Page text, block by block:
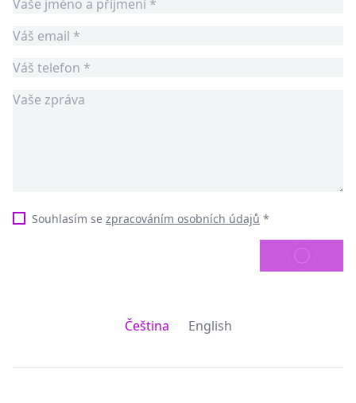
Souhlasím se zpracováním osobních údajů *
ODESLAT
Čeština English